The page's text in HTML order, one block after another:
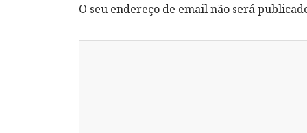
O seu endereço de email não será